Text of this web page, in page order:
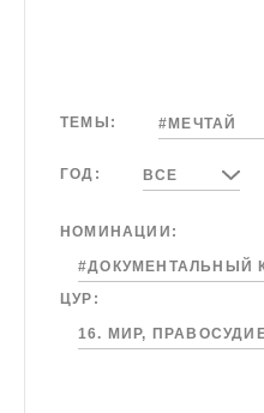
ТЕМЫ: #МЕЧТАЙ
ГОД: ВСЕ
НОМИНАЦИИ:
#ДОКУМЕНТАЛЬНЫЙ
ЦУР:
16. МИР,